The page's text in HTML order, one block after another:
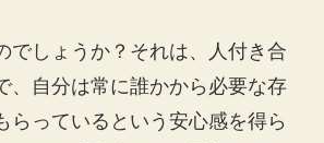
でしょうか？それは、人付き合
、自分は常に誰かから必要な存
らっているという安心感を得ら